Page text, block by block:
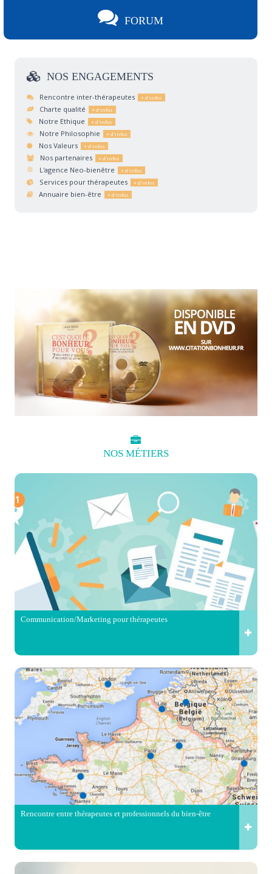
FORUM
NOS ENGAGEMENTS
Rencontre inter-thérapeutes
Charte qualité
Notre Ethique
Notre Philosophie
Nos Valeurs
Nos partenaires
L'agence Neo-bienêtre
Services pour thérapeutes
Annuaire bien-être
NOS MÉTIERS
Communication/Marketing pour thérapeutes
Rencontre entre thérapeutes et professionnels du bien-être